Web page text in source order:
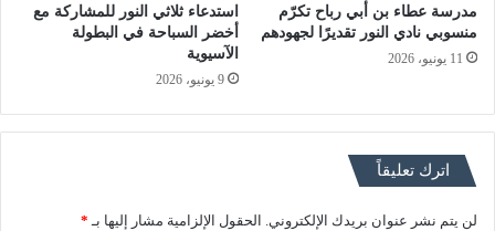
مدرسة عطاء بن أبي رباح تكرّم
منسوبي نادي النور تقديرًا لجهودهم
11 يونيو، 2026
استدعاء ثلاثي النور للمشاركة مع
أخضر السباحة في البطولة
الآسيوية
9 يونيو، 2026
اترك تعليقاً
لن يتم نشر عنوان بريدك الإلكتروني. الحقول الإلزامية مشار إليها بـ *